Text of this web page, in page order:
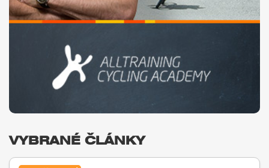
VYBRANÉ ČLÁNKY